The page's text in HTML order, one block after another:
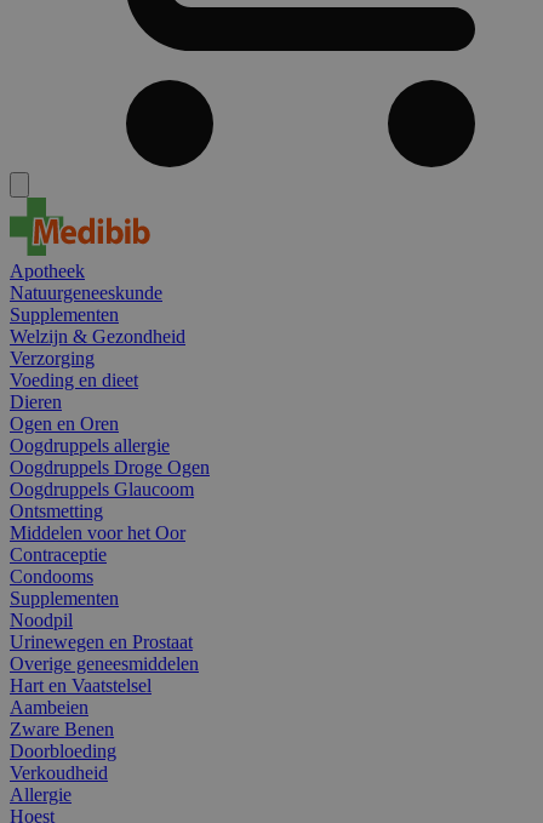
Apotheek
Natuurgeneeskunde
Supplementen
Welzijn & Gezondheid
Verzorging
Voeding en dieet
Dieren
Ogen en Oren
Oogdruppels allergie
Oogdruppels Droge Ogen
Oogdruppels Glaucoom
Ontsmetting
Middelen voor het Oor
Contraceptie
Condooms
Supplementen
Noodpil
Urinewegen en Prostaat
Overige geneesmiddelen
Hart en Vaatstelsel
Aambeien
Zware Benen
Doorbloeding
Verkoudheid
Allergie
Hoest